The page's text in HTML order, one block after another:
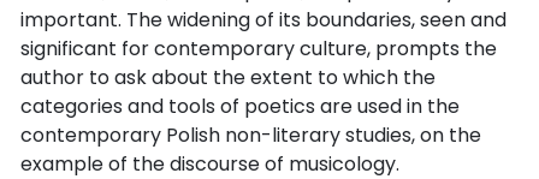
important. The widening of its boundaries, seen and
significant for contemporary culture, prompts the
author to ask about the extent to which the
categories and tools of poetics are used in the
contemporary Polish non-literary studies, on the
example of the discourse of musicology.